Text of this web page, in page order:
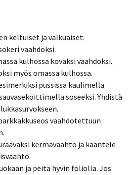
keltuiset ja valkuaiset.
vaahdoksi.
kulhossa kovaksi vaahdoksi.
myös omassa kulhossa.
pussissa kaulimella
soseeksi. Yhdistä
vaahdotettuun
kermavaahto ja kääntele
ja peitä hyvin foliolla. Jos